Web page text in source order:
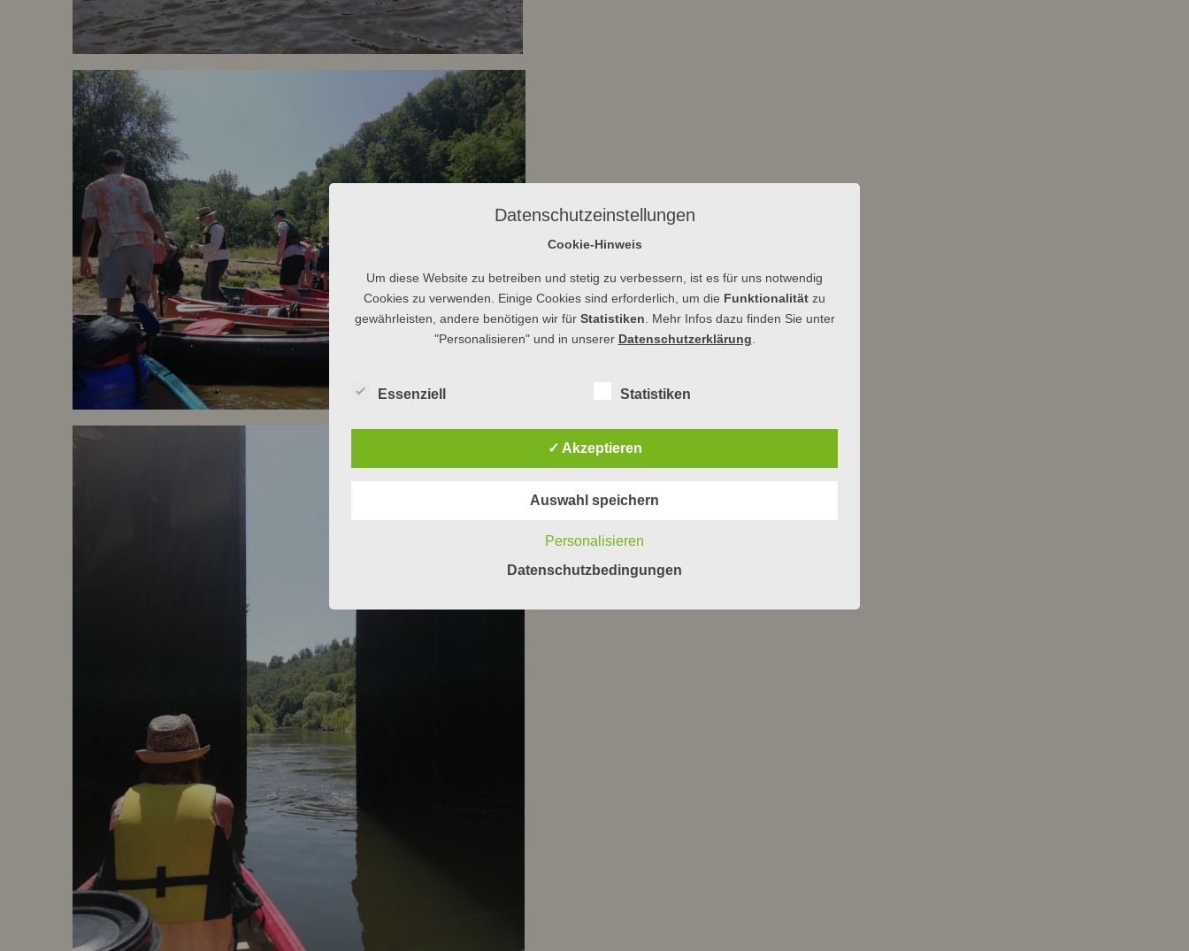
Datenschutzeinstellungen
Cookie-Hinweis
Um diese Website zu betreiben und stetig zu verbessern, ist es für uns notwendig
Cookies zu verwenden. Einige Cookies sind erforderlich, um die Funktionalität zu
gewährleisten, andere benötigen wir für Statistiken . Mehr Infos dazu finden Sie unter
"Personalisieren" und in unserer Datenschutzerklärung
Essenziell Statistiken
✓ Akzeptieren
Auswahl speichern
Personalisieren
Datenschutzbedingungen